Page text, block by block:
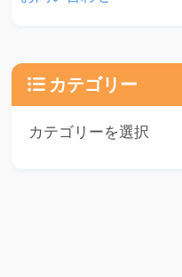
カテゴリー